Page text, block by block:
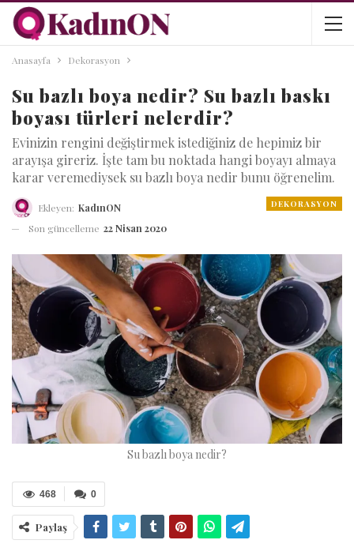
Anasayfa Dekorasyon
Su bazlı boya nedir? Su bazlı baskı
boyası türleri nelerdir?
Evinizin rengini değiştirmek istediğiniz de hepimiz bir
arayışa gireriz. İşte tam bu noktada hangi boyayı almaya
karar veremediysek su bazlı boya nedir bunu öğrenelim.
DEKORASYON
Ekleyen: KadınON
Son güncelleme 22 Nisan 2020
Su bazlı boya nedir?
0
468
Paylaş